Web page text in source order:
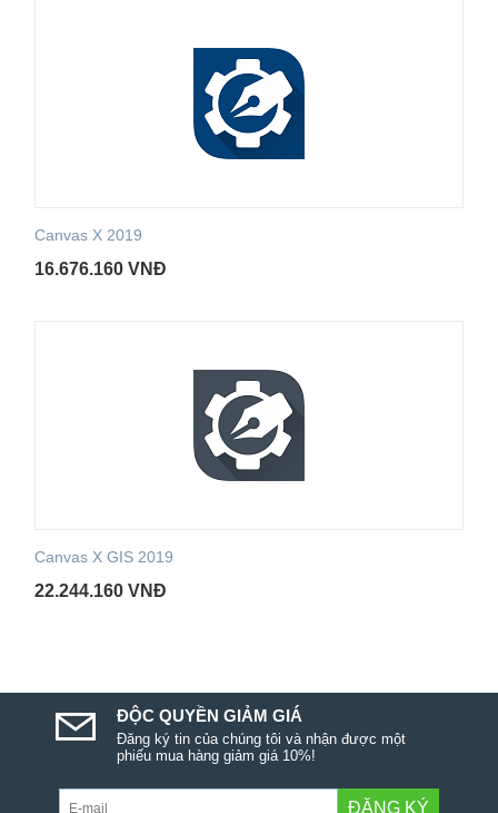
Canvas X 2019
16.676.160 VNĐ
Canvas X GIS 2019
22.244.160 VNĐ
ĐỘC QUYỀN GIẢM GIÁ
Đăng ký tin của chúng tôi và nhận được một
phiếu mua hàng giảm giá 10%!
ĐĂNG KÝ